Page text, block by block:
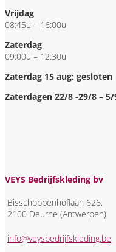
Vrijdag
08:45u – 16:00u
Zaterdag
09:00u – 12:30u
Zaterdag 15 aug: gesloten
Zaterdagen 22/8 -29/8 –
VEYS Bedrijfskleding bv
Bisschoppenhoflaan 626,
2100 Deurne (Antwerpen)
info@veysbedrijfskleding.be